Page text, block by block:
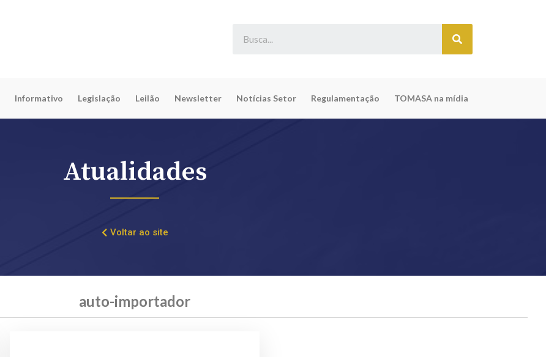
Informativo Legislação Leilão Newsletter Notícias Setor Regulamentação TOMASA na mídia
Atualidades
Voltar ao site
auto-importador